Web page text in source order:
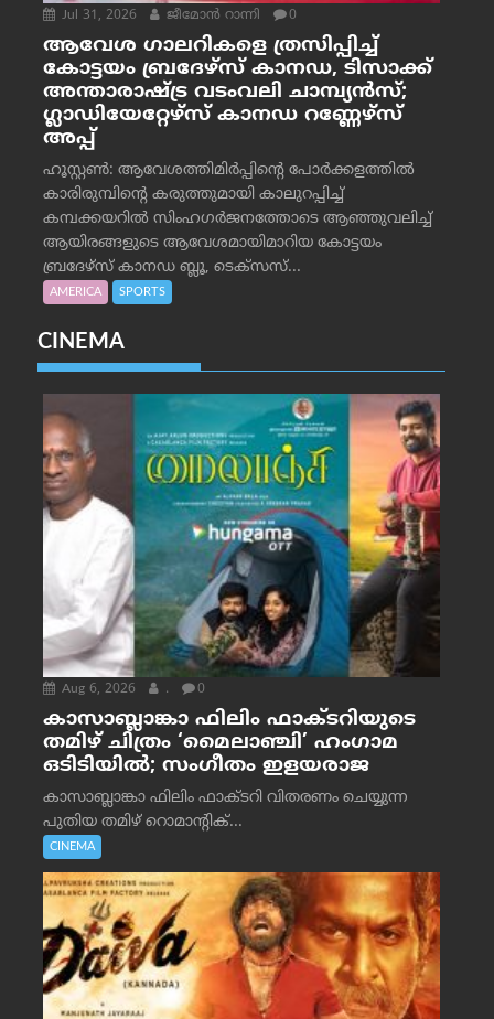
Jul 31, 2026 ജീമോന്‍ റാന്നി 0
ആവേശ ഗാലറികളെ ത്രസിപ്പിച്ച്
കോട്ടയം ബ്രദേഴ്‌സ് കാനഡ, ടിസാക്ക്
അന്താരാഷ്ട്ര വടംവലി ചാമ്പ്യന്‍സ്;
ഗ്ലാഡിയേറ്റേഴ്‌സ് കാനഡ റണ്ണേഴ്‌സ്
അപ്പ്
ഹൂസ്റ്റണ്‍: ആവേശത്തിമിര്‍പ്പിന്റെ പോര്‍ക്കളത്തില്‍
കാരിരുമ്പിന്റെ കരുത്തുമായി കാലുറപ്പിച്ച്
കമ്പക്കയറില്‍ സിംഹഗര്‍ജനത്തോടെ ആഞ്ഞുവലിച്ച്
ആയിരങ്ങളുടെ ആവേശമായിമാറിയ കോട്ടയം
ബ്രദേഴ്‌സ് കാനഡ ബ്ലൂ, ടെക്‌സസ്...
AMERICA SPORTS
CINEMA
Aug 6, 2026 . 0
കാസാബ്ലാങ്കാ ഫിലിം ഫാക്ടറിയുടെ
തമിഴ് ചിത്രം ‘മൈലാഞ്ചി’ ഹംഗാമ
ഒടിടിയിൽ; സംഗീതം ഇളയരാജ
കാസാബ്ലാങ്കാ ഫിലിം ഫാക്ടറി വിതരണം ചെയ്യുന്ന
പുതിയ തമിഴ് റൊമാന്റിക്...
CINEMA